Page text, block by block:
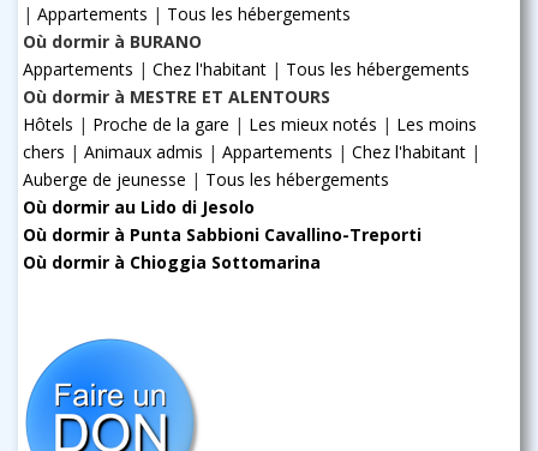
| Appartements | Tous les hébergements
Où dormir à BURANO
Appartements | Chez l'habitant | Tous les hébergements
Où dormir à MESTRE ET ALENTOURS
Hôtels | Proche de la gare | Les mieux notés | Les moins
chers | Animaux admis | Appartements | Chez l'habitant |
Auberge de jeunesse | Tous les hébergements
Où dormir au Lido di Jesolo
Où dormir à Punta Sabbioni Cavallino-Treporti
Où dormir à Chioggia Sottomarina